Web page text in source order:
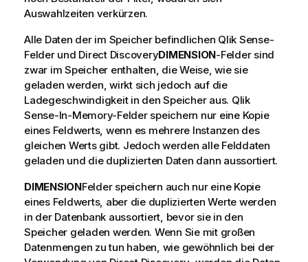
Auswahlzeiten verkürzen.
Alle Daten der im Speicher befindlichen Qlik Sense-
Felder und Direct DiscoveryDIMENSION-Felder sind
zwar im Speicher enthalten, die Weise, wie sie
geladen werden, wirkt sich jedoch auf die
Ladegeschwindigkeit in den Speicher aus. Qlik
Sense-In-Memory-Felder speichern nur eine Kopie
eines Feldwerts, wenn es mehrere Instanzen des
gleichen Werts gibt. Jedoch werden alle Felddaten
geladen und die duplizierten Daten dann aussortiert.
DIMENSION­Felder speichern auch nur eine Kopie
eines Feldwerts, aber die duplizierten Werte werden
in der Datenbank aussortiert, bevor sie in den
Speicher geladen werden. Wenn Sie mit großen
Datenmengen zu tun haben, wie gewöhnlich bei der